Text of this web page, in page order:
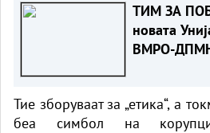
ТИМ ЗА
новата
ВМРО-
Тие зборуваат за „етика“, а
беа симбол на